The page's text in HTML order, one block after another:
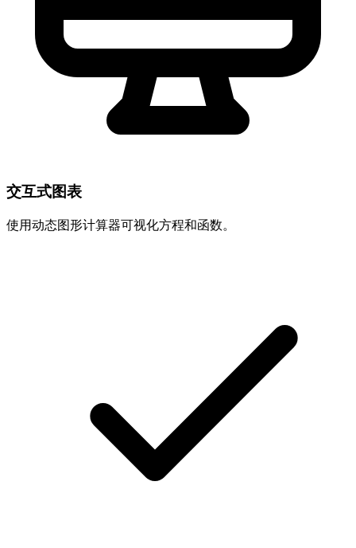
交互式图表
使用动态图形计算器可视化方程和函数。